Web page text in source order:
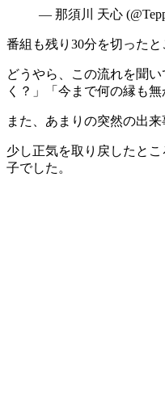
— 那須川 天心
番組も残り30分を切った
どうやら、この流れを聞
く？」「今まで何の縁も
また、あまりの突然の出
少し正気を取り戻したと
子でした。